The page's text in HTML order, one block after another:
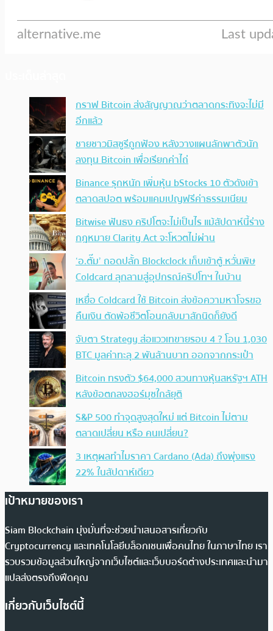
กราฟ Bitcoin ส่งสัญญาณว่าตลาดกระทิงจะไม่มี
อีกแล้ว
ชายชาวมิสซูรีถูกฟ้อง หลังวางแผนลักพาตัวนัก
ลงทุน Bitcoin เพื่อเรียกค่าไถ่
Binance รุกหนัก เพิ่มหุ้น bStocks 10 ตัวดังเข้า
ตลาดสปอต พร้อมแคมเปญฟรีค่าธรรมเนียม
Bitwise ฟันธง คริปโตจะไม่เป็นไร แม้สัปดาห์นี้ร่าง
กฎหมาย Clarity Act จะโหวตไม่ผ่าน
‘อ.ตั๊ม’ ถอดปลั้ก Blockclock เก็บเข้าตู้ หวั่นพิษ
Coldcard ลุกลามสู่อุปกรณ์คริปโทฯ ในบ้าน
เหยื่อ Coldcard ใช้ Bitcoin ส่งข้อความหาโจรขอ
คืนเงิน ตัดพ้อชีวิตโอนกลับมาสักนิดก็ยังดี
จับตา Strategy ส่อแววเทขายรอบ 4 ? โอน 1,030
BTC มูลค่าทะลุ 2 พันล้านบาท ออกจากกระเป๋า
Bitcoin ทรงตัว $64,000 สวนทางหุ้นสหรัฐฯ ATH
หลังข้อตกลงฮอร์มุซใกล้ยุติ
S&P 500 ทำจุดสูงสุดใหม่ แต่ Bitcoin ไม่ตาม
ตลาดเปลี่ยน หรือ คนเปลี่ยน?
3 เหตุผลทำไมราคา Cardano (Ada) ถึงพุ่งแรง
22% ในสัปดาห์เดียว
เป้าหมายของเรา
Siam Blockchain มุ่งมั่นที่จะช่วยนำเสนอสารเกี่ยวกับ
Cryptocurrency และเทคโนโลยีบล็อกเชนเพื่อคนไทย ในภาษาไทย เรา
รวบรวมข้อมูลส่วนใหญ่จากเว็บไซต์และเว็บบอร์ดต่างประเทศและนำมา
แปลส่งตรงถึงฟีดคุณ
เกี่ยวกับเว็บไซต์นี้